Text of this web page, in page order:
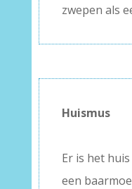
zwepen als
Huismus
Er is het
een